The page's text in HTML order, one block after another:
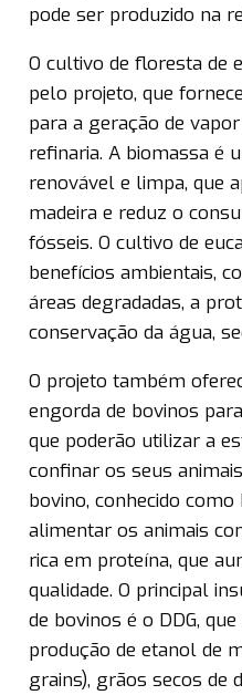
pode ser produzido na
O cultivo de floresta de
pelo projeto, que
para a geração de
refinaria. A biomassa é
renovável e limpa, que
madeira e reduz o
fósseis. O cultivo de
benefícios ambientais,
áreas degradadas, a
conservação da água,
O projeto também
engorda de bovinos
que poderão utilizar a
confinar os seus
bovino, conhecido
alimentar os animais
rica em proteína, que
qualidade. O principal
de bovinos é o DDG,
produção de etanol de
grains), grãos secos de